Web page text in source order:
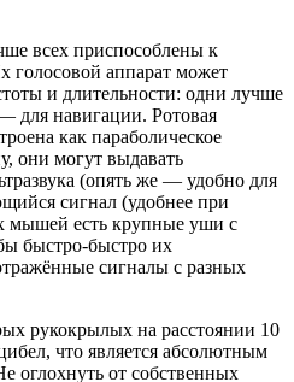
всех приспособлены к
голосовой аппарат может
и длительности: одни лучше
для навигации. Ротовая
как параболическое
они могут выдавать
(опять же — удобно для
сигнал (удобнее при
мышей есть крупные уши с
быстро-быстро их
сигналы с разных
рукокрылых на расстоянии 10
что является абсолютным
оглохнуть от собственных